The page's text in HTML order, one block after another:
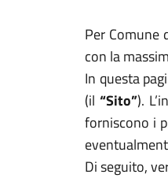
Per Comune
con la
In questa
(il“Sito”).
forniscono i
Di seguito,